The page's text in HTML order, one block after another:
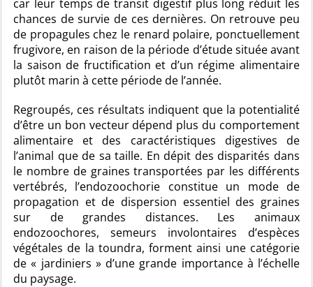
car leur temps de transit digestif plus long réduit les
chances de survie de ces dernières. On retrouve peu
de propagules chez le renard polaire, ponctuellement
frugivore, en raison de la période d’étude située avant
la saison de fructification et d’un régime alimentaire
plutôt marin à cette période de l’année.
Regroupés, ces résultats indiquent que la potentialité
d’être un bon vecteur dépend plus du comportement
alimentaire et des caractéristiques digestives de
l’animal que de sa taille. En dépit des disparités dans
le nombre de graines transportées par les différents
vertébrés, l’endozoochorie constitue un mode de
propagation et de dispersion essentiel des graines
sur de grandes distances. Les animaux
endozoochores, semeurs involontaires d’espèces
végétales de la toundra, forment ainsi une catégorie
de « jardiniers » d’une grande importance à l’échelle
du paysage.